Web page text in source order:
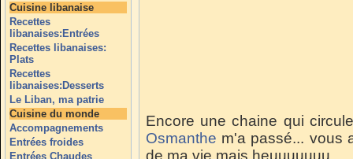
Cuisine libanaise
Recettes
libanaises:Entrées
Recettes libanaises:
Plats
Recettes
libanaises:Desserts
Le Liban, ma patrie
Cuisine du monde
Accompagnements
Entrées froides
Entrées Chaudes
Encore une chaine qui
Osmanthe m'a passé... vous
de ma vie mais heuuuuuuu ....